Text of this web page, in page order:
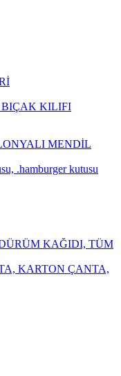
BIÇAK KILIFI
MENDİL
.hamburger kutusu
KAĞIDI, TÜM
KARTON ÇANTA,